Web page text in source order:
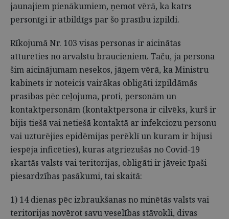
jaunajiem pienākumiem, ņemot vērā, ka katrs
personīgi ir atbildīgs par šo prasību izpildi.
Rīkojumā Nr. 103 visas personas ir aicinātas
atturēties no ārvalstu braucieniem. Taču, ja persona
šim aicinājumam nesekos, jāņem vērā, ka Ministru
kabinets ir noteicis vairākas obligāti izpildāmās
prasības pēc ceļojuma, proti, personām un
kontaktpersonām (kontaktpersona ir cilvēks, kurš ir
bijis tiešā vai netiešā kontaktā ar infekciozu personu
vai uzturējies epidēmijas perēklī un kuram ir bijusi
iespēja inficēties), kuras atgriezušās no Covid-19
skartās valsts vai teritorijas, obligāti ir jāveic īpaši
piesardzības pasākumi, tai skaitā:
1) 14 dienas pēc izbraukšanas no minētās valsts vai
teritorijas novērot savu veselības stāvokli, divas